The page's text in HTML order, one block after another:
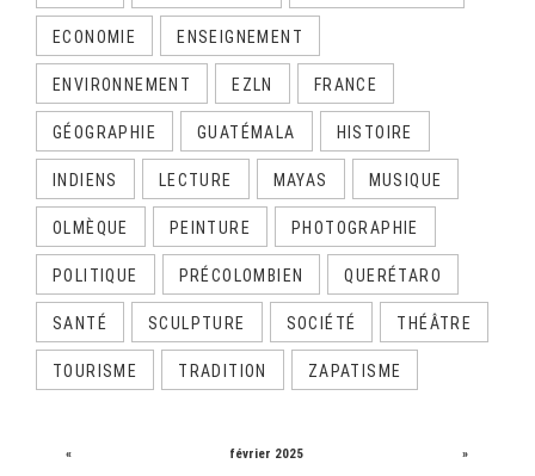
ECONOMIE ENSEIGNEMENT
ENVIRONNEMENT EZLN FRANCE
GÉOGRAPHIE GUATÉMALA HISTOIRE
INDIENS LECTURE MAYAS MUSIQUE
OLMÈQUE PEINTURE PHOTOGRAPHIE
POLITIQUE PRÉCOLOMBIEN QUERÉTARO
SANTÉ SCULPTURE SOCIÉTÉ THÉÂTRE
TOURISME TRADITION ZAPATISME
« février 2025 »